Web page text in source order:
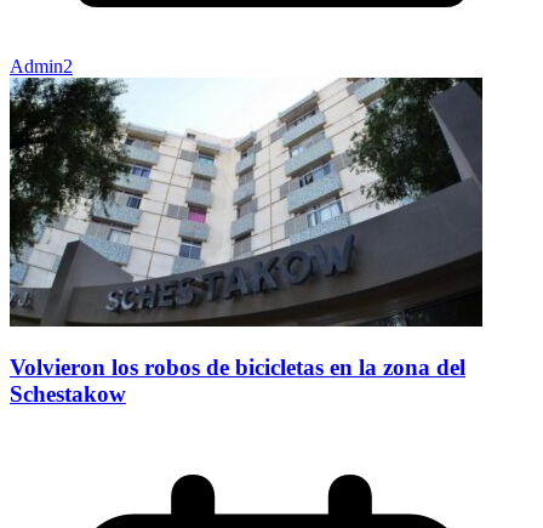
Admin2
Volvieron los robos de bicicletas en la zona del
Schestakow